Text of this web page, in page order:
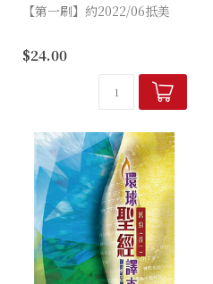
【第一刷】約2022/06抵美
． 超越一般譯本的聖經，兼
有讀經工具的功能
$24.00